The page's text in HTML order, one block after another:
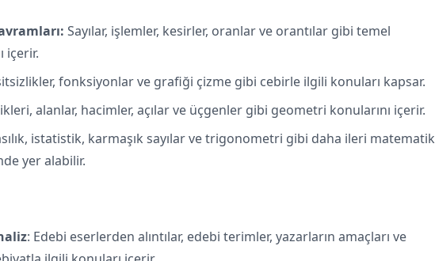
Sayılar, işlemler, kesirler, oranlar ve orantılar gibi temel
içerir.
fonksiyonlar ve grafiği çizme gibi cebirle ilgili konuları kapsar.
alanlar, hacimler, açılar ve üçgenler gibi geometri konularını içerir.
istatistik, karmaşık sayılar ve trigonometri gibi daha ileri matematik
yer alabilir.
: Edebi eserlerden alıntılar, edebi terimler, yazarların amaçları ve